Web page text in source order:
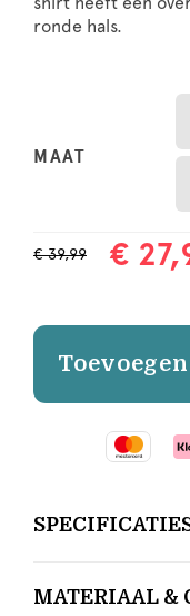
ronde hals.
MAAT
€ 39,99 €
MATERIAAL &